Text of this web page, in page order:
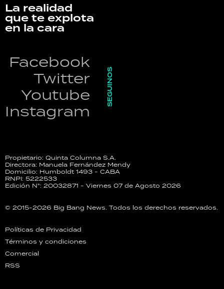
La realidad
que te explota
en la cara
Facebook
Twitter
Youtube
Instagram
SEGUINOS
Propietario: Quinta Columna S.A.
Directora: Manuela Fernández Mendy
Domicilio: Humboldt 1493 - CABA
RNPI: 5222533
Edición N°: 20032871 - Viernes 07 de Agosto 2026
© 2015-2026 Big Bang News. Todos los derechos reservados.
Políticas de Privacidad
Términos y condiciones
Comercial
RSS